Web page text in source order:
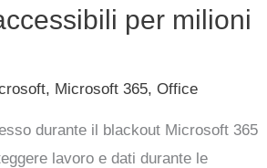
per milioni
, Microsoft 365,Office
durante il blackout Microsoft 365
lavoro e dati durante le